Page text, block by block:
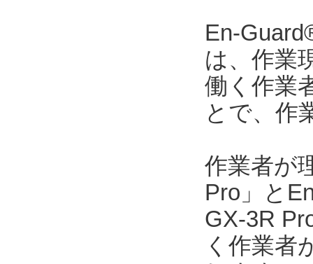
En-
は、作業
働く作業
とで、作
作業者が
Pro」と
GX-3R
く作業者